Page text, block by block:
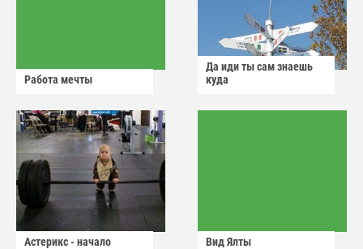
Работа мечты
Да иди ты сам знаешь
куда
Астерикс - начало Вид Ялты